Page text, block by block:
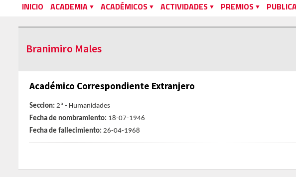
INICIO ACADEMIA ACADÉMICOS ACTIVIDADES PREMIOS
Branimiro Males
Académico Correspondiente Extranjero
Seccion: 2ª - Humanidades
Fecha de nombramiento: 18-07-1946
Fecha de fallecimiento: 26-04-1968